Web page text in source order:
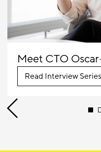
Meet CTO
Read Interview Series